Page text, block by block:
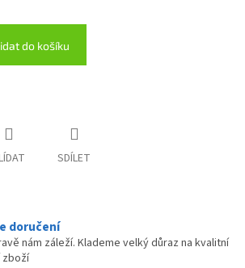
do košíku
SDÍLET
doručení
nám záleží. Klademe velký důraz na kvalitní
zboží